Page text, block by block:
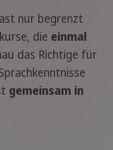
nur begrenzt
die einmal
das Richtige für
gemeinsam in